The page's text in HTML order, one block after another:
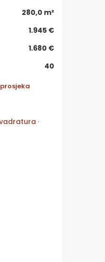
280,0 m²
1.945 €
1.680 €
40
·